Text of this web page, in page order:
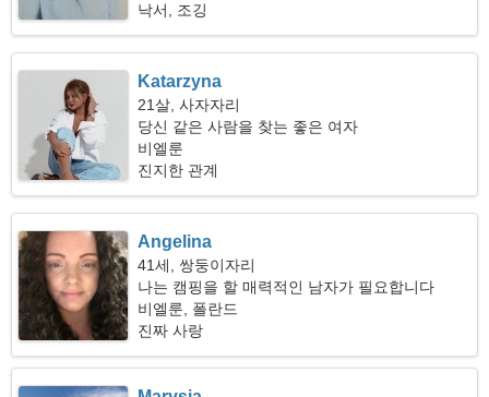
낙서, 조깅
Katarzyna
21살, 사자자리
당신 같은 사람을 찾는 좋은 여자
비엘룬
진지한 관계
Angelina
41세, 쌍둥이자리
나는 캠핑을 할 매력적인 남자가 필요합니다
비엘룬, 폴란드
진짜 사랑